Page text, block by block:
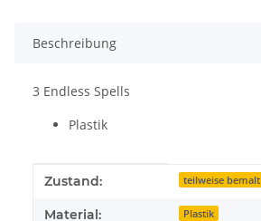
Beschreibung
3 Endless Spells
Plastik
Produkteigenschaft
Wert
Zustand: teilweise bemalt
Material: Plastik